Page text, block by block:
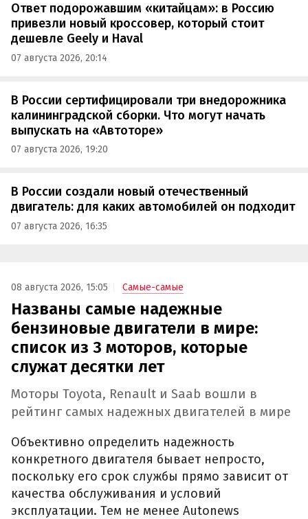
Ответ подорожавшим «китайцам»: в Россию
привезли новый кроссовер, который стоит
дешевле Geely и Haval
07 августа 2026, 20:14
В России сертифицировали три внедорожника
калининградской сборки. Что могут начать
выпускать на «Автоторе»
07 августа 2026, 19:20
В России создали новый отечественный
двигатель: для каких автомобилей он подходит
07 августа 2026, 16:35
08 августа 2026, 15:05 Самые-самые
Названы самые надежные
бензиновые двигатели в мире:
список из 3 моторов, которые
служат десятки лет
Моторы Toyota, Renault и Saab вошли в
рейтинг самых надежных двигателей в мире
Объективно определить надежность
конкретного двигателя бывает непросто,
поскольку его срок службы прямо зависит от
качества обслуживания и условий
эксплуатации. Тем не менее Autonews